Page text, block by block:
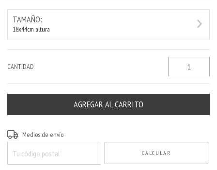
TAMAÑO:
18x44cm altura
CANTIDAD
Entregas para el CP:
Medios de envío
CALCULAR